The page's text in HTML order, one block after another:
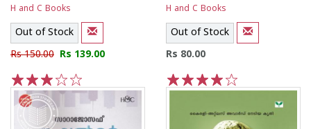
H and C Books
Out of Stock
Rs 150.00 Rs 139.00
5
4
3
2
1
H and C Books
Out of Stock
Rs 80.00
5
4
3
2
1